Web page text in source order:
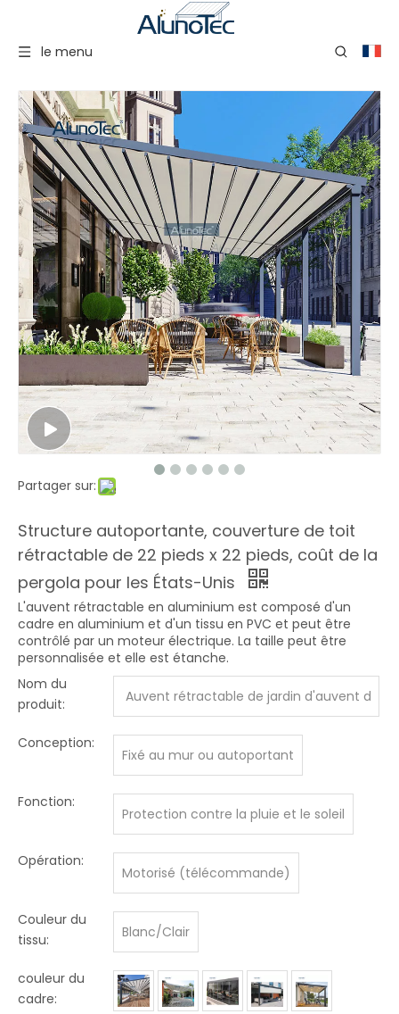
le menu
Partager sur:
Structure autoportante, couverture de toit
rétractable de 22 pieds x 22 pieds, coût de la
pergola pour les États-Unis
L'auvent rétractable en aluminium est composé d'un
cadre en aluminium et d'un tissu en PVC et peut être
contrôlé par un moteur électrique. La taille peut être
personnalisée et elle est étanche.
Nom du
produit:
Auvent rétractable de jardin d'auvent d
Conception:
Fixé au mur ou autoportant
Fonction:
Protection contre la pluie et le soleil
Opération:
Motorisé (télécommande)
Couleur du
tissu:
Blanc/Clair
couleur du
cadre: